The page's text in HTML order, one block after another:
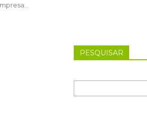
PESQUISAR